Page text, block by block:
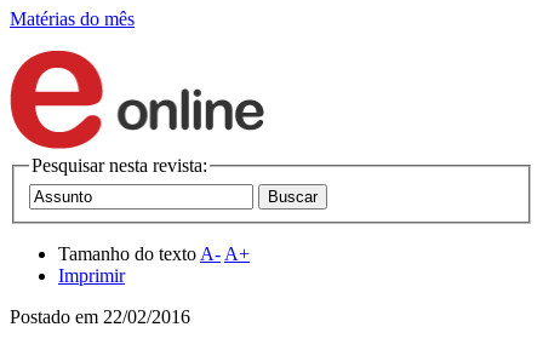
Matérias do mês
Pesquisar nesta revista:
Tamanho do texto A- A+
Imprimir
Postado em 22/02/2016